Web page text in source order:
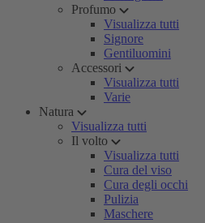
Profumo
Visualizza tutti
Signore
Gentiluomini
Accessori
Visualizza tutti
Varie
Natura
Visualizza tutti
Il volto
Visualizza tutti
Cura del viso
Cura degli occhi
Pulizia
Maschere